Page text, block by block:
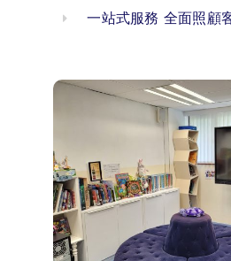
一站式服務 全面照顧